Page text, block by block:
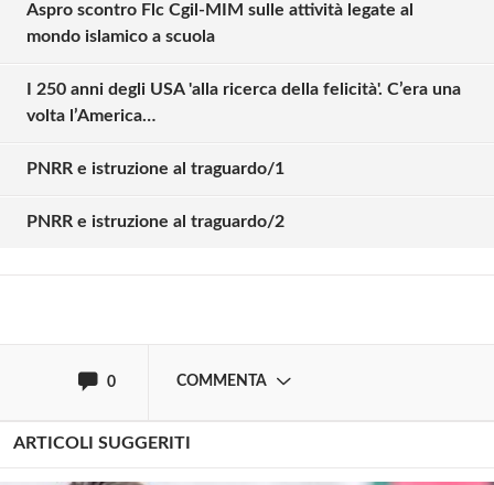
Aspro scontro Flc Cgil-MIM sulle attività legate al
mondo islamico a scuola
I 250 anni degli USA 'alla ricerca della felicità'. C’era una
volta l’America…
PNRR e istruzione al traguardo/1
PNRR e istruzione al traguardo/2
0 COMMENTA
commentare!
Effettua il Login o Registrati
ARTICOLI SUGGERITI